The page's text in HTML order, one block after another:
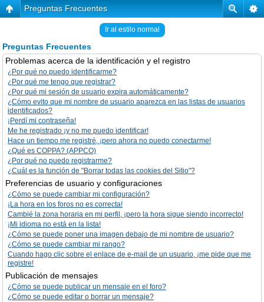
Preguntas Frecuentes
Ir al estilo normal
Preguntas Frecuentes
Problemas acerca de la identificación y el registro
¿Por qué no puedo identificarme?
¿Por qué me tengo que registrar?
¿Por qué mi sesión de usuario expira automáticamente?
¿Cómo evito que mi nombre de usuario aparezca en las listas de usuarios
identificados?
¡Perdí mi contraseña!
Me he registrado ¡y no me puedo identificar!
Hace un tiempo me registré, ¡pero ahora no puedo conectarme!
¿Qué es COPPA? (APPCO)
¿Por qué no puedo registrarme?
¿Cuál es la función de "Borrar todas las cookies del Sitio"?
Preferencias de usuario y configuraciones
¿Cómo se puede cambiar mi configuración?
¡La hora en los foros no es correcta!
Cambié la zona horaria en mi perfil, ¡pero la hora sigue siendo incorrecto!
¡Mi idioma no está en la lista!
¿Cómo se puede poner una imagen debajo de mi nombre de usuario?
¿Cómo se puede cambiar mi rango?
Cuando hago clic sobre el enlace de e-mail de un usuario, ¡me pide que me
registre!
Publicación de mensajes
¿Cómo se puede publicar un mensaje en el foro?
¿Cómo se puede editar o borrar un mensaje?